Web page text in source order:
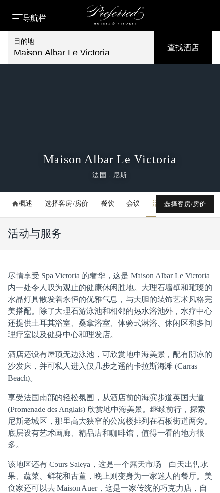
导航栏
目的地
Maison Albar Le Victoria
查找酒店
Maison Albar Le Victoria
法国，尼斯
概述 选择客房/房价 餐饮 会议 活动 媒体库
选择客房/房价
活动与服务
尽情享受 Spa Victoria 的奢华，这是 Maison Albar Le Victoria
内一处令人叹为观止的健康休闲胜地。大理石墙壁和璀璨的
水晶灯具散发着永恒的优雅气息，与大胆的装饰艺术风格完
美搭配。除了大理石游泳池和相邻的热水浴池外，水疗中心
还提供土耳其浴室、桑拿浴室、体验式淋浴、休闲区和多间
理疗室以及健身中心和理发店。
酒店还设有屋顶无边泳池，可欣赏地中海美景，配有阴凉的
沙发床，并可私人进入仅几步之遥的卡拉斯海滩 (Carras
Beach)。
享受法国南部的轻松氛围，从酒店前的海滨步道英国大道
(Promenade des Anglais) 欣赏地中海美景。继续前行，探索
尼斯老城区，那里高大狭窄的公寓楼排列在石板街道两旁。
底层设有艺术画廊、精品店和咖啡馆，值得一看的地方很
多。
该地区还有 Cours Saleya，这是一个露天市场，白天出售水
果、蔬菜、鲜花和古董，晚上则变身为一家迷人的餐厅。美
食家还可以去 Maison Auer，这是一家传统的巧克力店，自